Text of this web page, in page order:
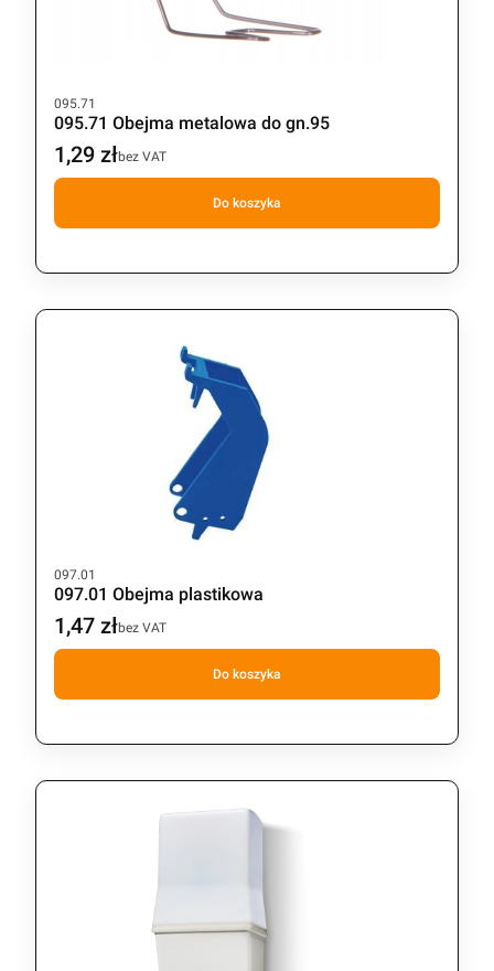
Kod produktu
095.71
095.71 Obejma metalowa do gn.95
Cena
1,29 złbez VAT
Do koszyka
Kod produktu
097.01
097.01 Obejma plastikowa
Cena
1,47 złbez VAT
Do koszyka